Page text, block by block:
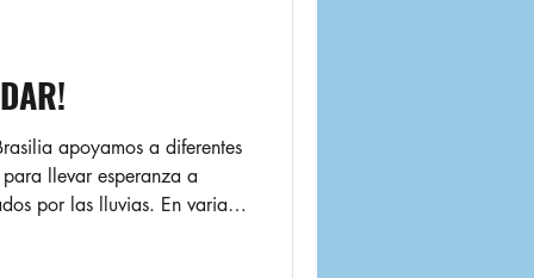
apoyamos a diferentes
llevar esperanza a
las lluvias. En varias